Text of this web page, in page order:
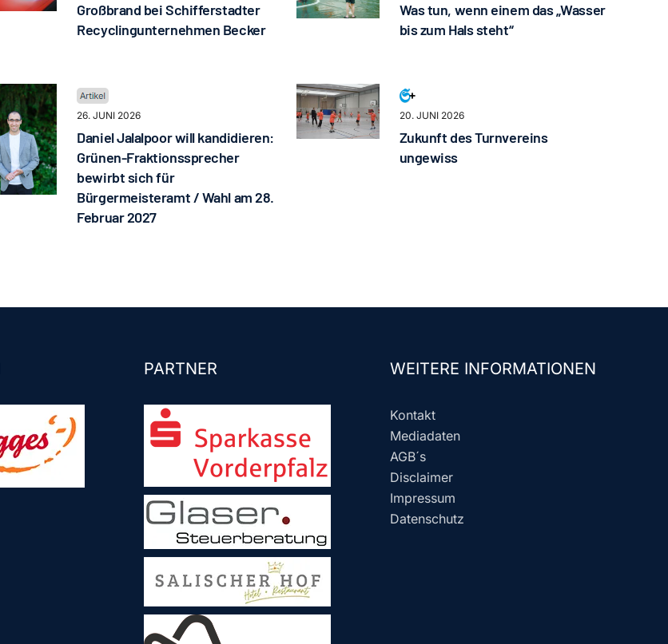
Großbrand bei Schifferstadter
Recyclingunternehmen Becker
Was tun, wenn einem das „Wasser
bis zum Hals steht“
26. JUNI 2026
Daniel Jalalpoor will kandidieren:
Grünen-Fraktionssprecher
bewirbt sich für
Bürgermeisteramt / Wahl am 28.
Februar 2027
20. JUNI 2026
Zukunft des Turnvereins
ungewiss
PARTNER WEITERE INFORMATIONEN
Kontakt
Mediadaten
AGB´s
Disclaimer
Impressum
Datenschutz